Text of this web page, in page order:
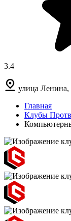
3.4
улица Ленина,
Главная
Клубы